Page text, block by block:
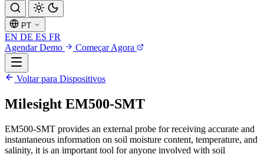
PT
EN DE ES FR
Agendar Demo
Começar Agora
Voltar para Dispositivos
Milesight EM500-SMT
EM500-SMT provides an external probe for receiving accurate and
instantaneous information on soil moisture content, temperature, and
salinity, it is an important tool for anyone involved with soil